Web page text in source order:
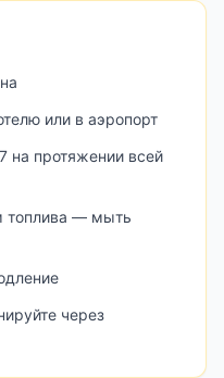
или в аэропорт
на протяжении всей
топлива — мыть
через